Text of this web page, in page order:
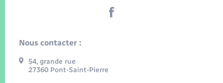
Nous contacter :
54, grande rue
27360 Pont-Saint-Pierre